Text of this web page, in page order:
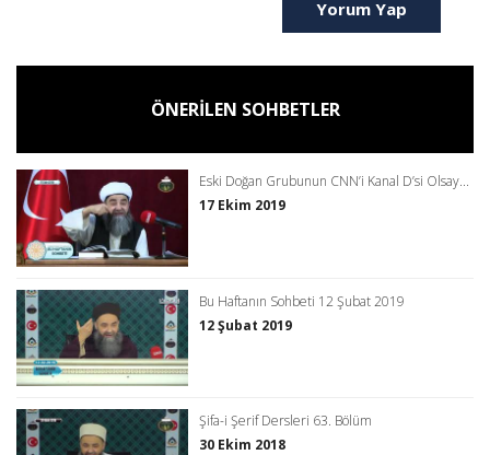
Yorum Yap
ÖNERİLEN SOHBETLER
Eski Doğan Grubunun CNN’i Kanal D’si Olsay...
17 Ekim 2019
Bu Haftanın Sohbeti 12 Şubat 2019
12 Şubat 2019
Şifa-i Şerif Dersleri 63. Bölüm
30 Ekim 2018